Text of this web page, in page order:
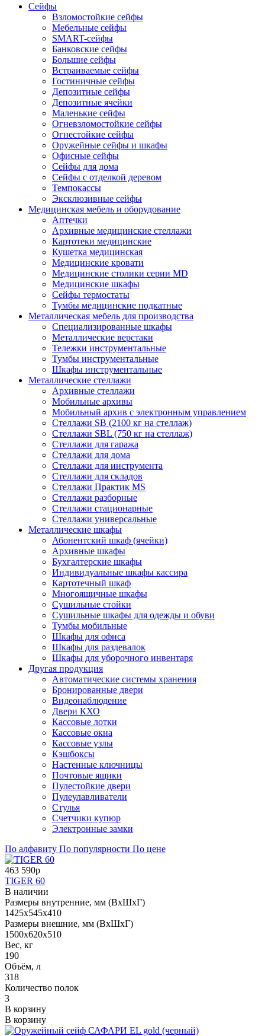
Сейфы
Взломостойкие сейфы
Мебельные сейфы
SMART-сейфы
Банковские сейфы
Большие сейфы
Встраиваемые сейфы
Гостиничные сейфы
Депозитные сейфы
Депозитные ячейки
Маленькие сейфы
Огневзломостойкие сейфы
Огнестойкие сейфы
Оружейные сейфы и шкафы
Офисные сейфы
Сейфы для дома
Сейфы с отделкой деревом
Темпокассы
Эксклюзивные сейфы
Медицинская мебель и оборудование
Аптечки
Архивные медицинские стеллажи
Картотеки медицинские
Кушетка медицинская
Медицинские кровати
Медицинские столики серии MD
Медицинские шкафы
Сейфы термостаты
Тумбы медицинские подкатные
Металлическая мебель для производства
Cпециализированные шкафы
Металлические верстаки
Тележки инструментальные
Тумбы инструментальные
Шкафы инструментальные
Металлические стеллажи
Архивные стеллажи
Мобильные архивы
Мобильный архив с электронным управлением
Стеллажи SB (2100 кг на стеллаж)
Стеллажи SBL (750 кг на стеллаж)
Стеллажи для гаража
Стеллажи для дома
Стеллажи для инструмента
Стеллажи для складов
Стеллажи Практик MS
Стеллажи разборные
Стеллажи стационарные
Стеллажи универсальные
Металлические шкафы
Абонентский шкаф (ячейки)
Архивные шкафы
Бухгалтерские шкафы
Индивидуальные шкафы кассира
Картотечный шкаф
Многоящичные шкафы
Сушильные стойки
Сушильные шкафы для одежды и обуви
Тумбы мобильные
Шкафы для офиса
Шкафы для раздевалок
Шкафы для уборочного инвентаря
Другая продукция
Автоматические системы хранения
Бронированные двери
Видеонаблюдение
Двери КХО
Кассовые лотки
Кассовые окна
Кассовые узлы
Кэшбоксы
Настенные ключницы
Почтовые ящики
Пулестойкие двери
Пулеулавливатели
Стулья
Счетчики купюр
Электронные замки
По алфавиту По популярности По цене
463 590р
TIGER 60
В наличии
Размеры внутренние, мм (ВхШхГ)
1425x545x410
Размеры внешние, мм (ВхШхГ)
1500x620x510
Вес, кг
190
Объём, л
318
Количество полок
3
В корзину
В корзину